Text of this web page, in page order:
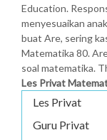
Education.
menyesuaikan
buat Are, sering
Matematika 80.
soal matematika.
Les Privat
Les Privat
Guru Privat